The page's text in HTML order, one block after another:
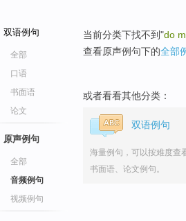
双语例句
全部
口语
书面语
论文
原声例句
全部
音频例句
视频例句
当前分类下找不到"do
查看原声例句下的全部
或者看看其他分类：
双语例句
海量例句，可以按难度查
书面语、论文例句。